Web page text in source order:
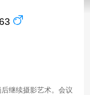
继续摄影艺术。会议